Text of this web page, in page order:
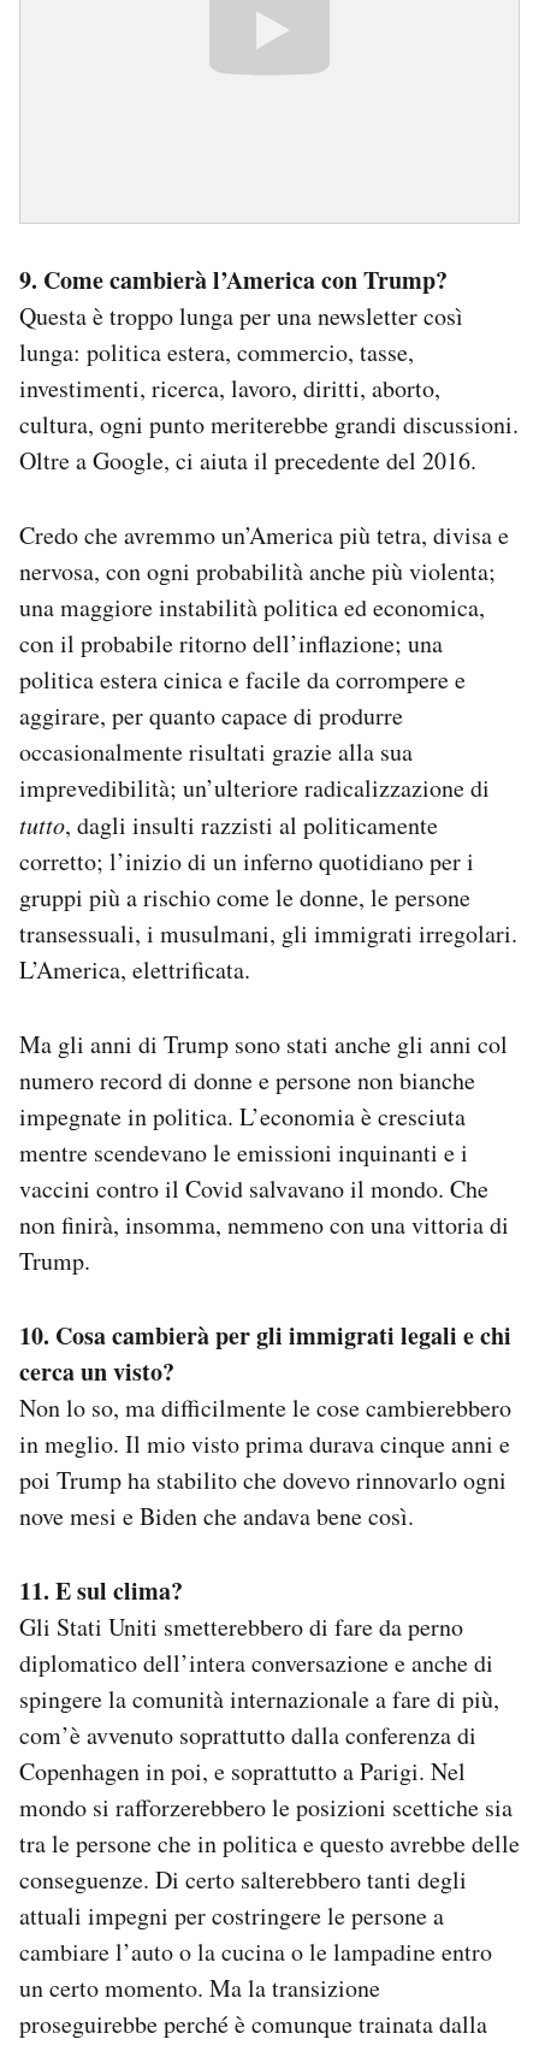
9. Come cambierà l’America con Trump?
Questa è troppo lunga per una newsletter così
lunga: politica estera, commercio, tasse,
investimenti, ricerca, lavoro, diritti, aborto,
cultura, ogni punto meriterebbe grandi discussioni.
Oltre a Google, ci aiuta il precedente del 2016.
Credo che avremmo un’America più tetra, divisa e
nervosa, con ogni probabilità anche più violenta;
una maggiore instabilità politica ed economica,
con il probabile ritorno dell’inflazione; una
politica estera cinica e facile da corrompere e
aggirare, per quanto capace di produrre
occasionalmente risultati grazie alla sua
imprevedibilità; un’ulteriore radicalizzazione di
tutto, dagli insulti razzisti al politicamente
corretto; l’inizio di un inferno quotidiano per i
gruppi più a rischio come le donne, le persone
transessuali, i musulmani, gli immigrati irregolari.
L’America, elettrificata.
Ma gli anni di Trump sono stati anche gli anni col
numero record di donne e persone non bianche
impegnate in politica. L’economia è cresciuta
mentre scendevano le emissioni inquinanti e i
vaccini contro il Covid salvavano il mondo. Che
non finirà, insomma, nemmeno con una vittoria di
Trump.
10. Cosa cambierà per gli immigrati legali e chi
cerca un visto?
Non lo so, ma difficilmente le cose cambierebbero
in meglio. Il mio visto prima durava cinque anni e
poi Trump ha stabilito che dovevo rinnovarlo ogni
nove mesi e Biden che andava bene così.
11. E sul clima?
Gli Stati Uniti smetterebbero di fare da perno
diplomatico dell’intera conversazione e anche di
spingere la comunità internazionale a fare di più,
com’è avvenuto soprattutto dalla conferenza di
Copenhagen in poi, e soprattutto a Parigi. Nel
mondo si rafforzerebbero le posizioni scettiche sia
tra le persone che in politica e questo avrebbe delle
conseguenze. Di certo salterebbero tanti degli
attuali impegni per costringere le persone a
cambiare l’auto o la cucina o le lampadine entro
un certo momento. Ma la transizione
proseguirebbe perché è comunque trainata dalla